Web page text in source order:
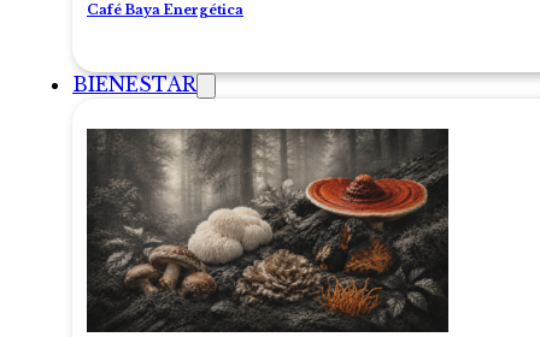
Café Baya Energética
BIENESTAR